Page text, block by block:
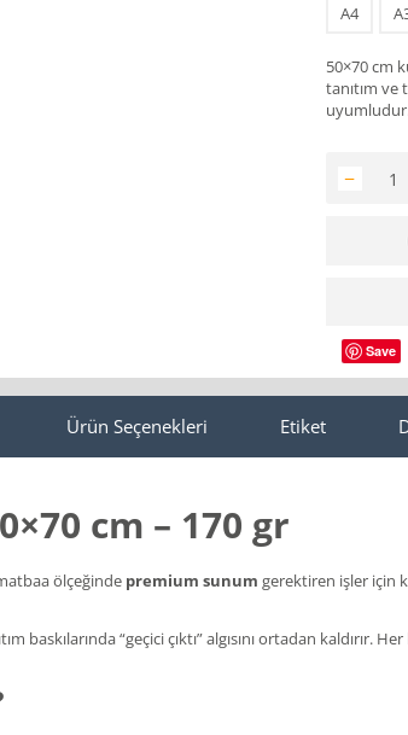
A4
50×70 cm
tanıtım ve
−
Save
Ürün Seçenekleri Etiket
cm – 170 gr
ölçeğinde premium sunum gerektiren işler için
baskılarında “geçici çıktı” algısını ortadan